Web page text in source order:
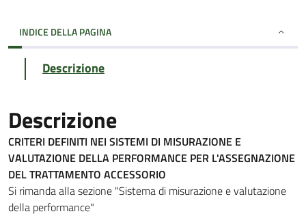
INDICE DELLA PAGINA
Descrizione
Descrizione
CRITERI DEFINITI NEI SISTEMI DI MISURAZIONE E
VALUTAZIONE DELLA PERFORMANCE PER L'ASSEGNAZIONE
DEL TRATTAMENTO ACCESSORIO
Si rimanda alla sezione "Sistema di misurazione e valutazione
della performance"